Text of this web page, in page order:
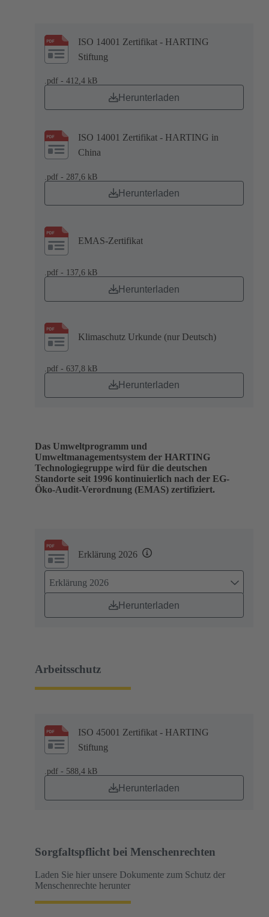
ISO 14001 Zertifikat - HARTING
Stiftung
.pdf - 412,4 kB
Herunterladen
ISO 14001 Zertifikat - HARTING in
China
.pdf - 287,6 kB
Herunterladen
EMAS-Zertifikat
.pdf - 137,6 kB
Herunterladen
Klimaschutz Urkunde (nur Deutsch)
.pdf - 637,8 kB
Herunterladen
Das Umweltprogramm und
Umweltmanagementsystem der HARTING
Technologiegruppe wird für die deutschen
Standorte seit 1996 kontinuierlich nach der EG-
Öko-Audit-Verordnung (EMAS) zertifiziert.
Erklärung 2026
Erklärung 2026
Herunterladen
Arbeitsschutz
ISO 45001 Zertifikat - HARTING
Stiftung
.pdf - 588,4 kB
Herunterladen
Sorgfaltspflicht bei Menschenrechten
Laden Sie hier unsere Dokumente zum Schutz der
Menschenrechte herunter